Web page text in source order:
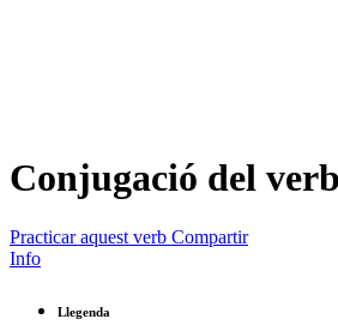
Conjugació del verb
Practicar aquest verb Compartir
Info
Llegenda